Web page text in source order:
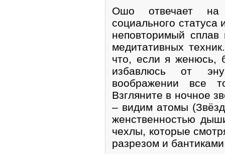
Ошо отвечает на
социального статуса
неповторимый сплав
медитативных
что, если я женюсь,
избавлюсь от
воображении все
Взгляните в ночное
– видим атомы
женственностью
чехлы, которые
разрезом и